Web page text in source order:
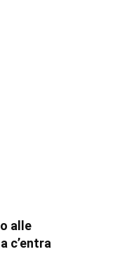
alle
c’entra